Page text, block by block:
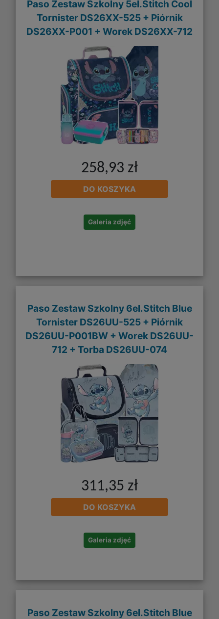
Paso Zestaw Szkolny 5el.Stitch Cool
Tornister DS26XX-525 + Piórnik
DS26XX-P001 + Worek DS26XX-712
258,93 zł
DO KOSZYKA
Galeria zdjęć
Paso Zestaw Szkolny 6el.Stitch Blue
Tornister DS26UU-525 + Piórnik
DS26UU-P001BW + Worek DS26UU-
712 + Torba DS26UU-074
311,35 zł
DO KOSZYKA
Galeria zdjęć
Paso Zestaw Szkolny 6el.Stitch Blue